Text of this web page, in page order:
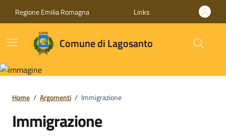
Regione Emilia Romagna Links
Comune di Lagosanto
Home / Argomenti / Immigrazione
Immigrazione